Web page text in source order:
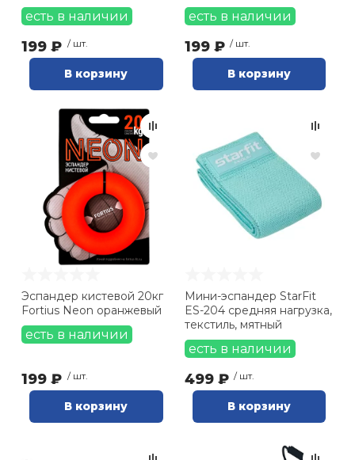
есть в наличии
199 ₽ / шт.
В корзину
есть в наличии
199 ₽ / шт.
В корзину
Эспандер кистевой 20кг
Fortius Neon оранжевый
есть в наличии
199 ₽ / шт.
В корзину
Мини-эспандер StarFit
ES-204 средняя нагрузка,
текстиль, мятный
есть в наличии
499 ₽ / шт.
В корзину